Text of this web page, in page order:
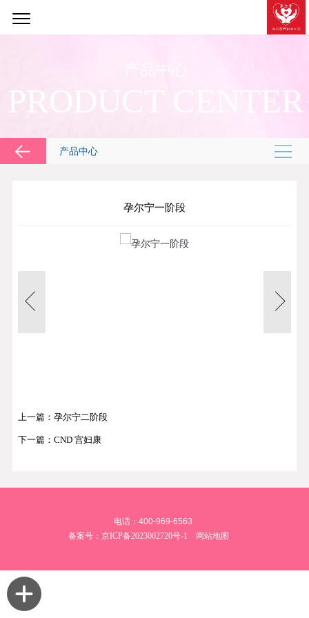
产品中心
PRODUCT CENTER
产品中心
孕尔宁一阶段
上一篇：孕尔宁二阶段
下一篇：CND 宫妇康
电话：400-969-6563
备案号：京ICP备2023002720号-1 网站地图